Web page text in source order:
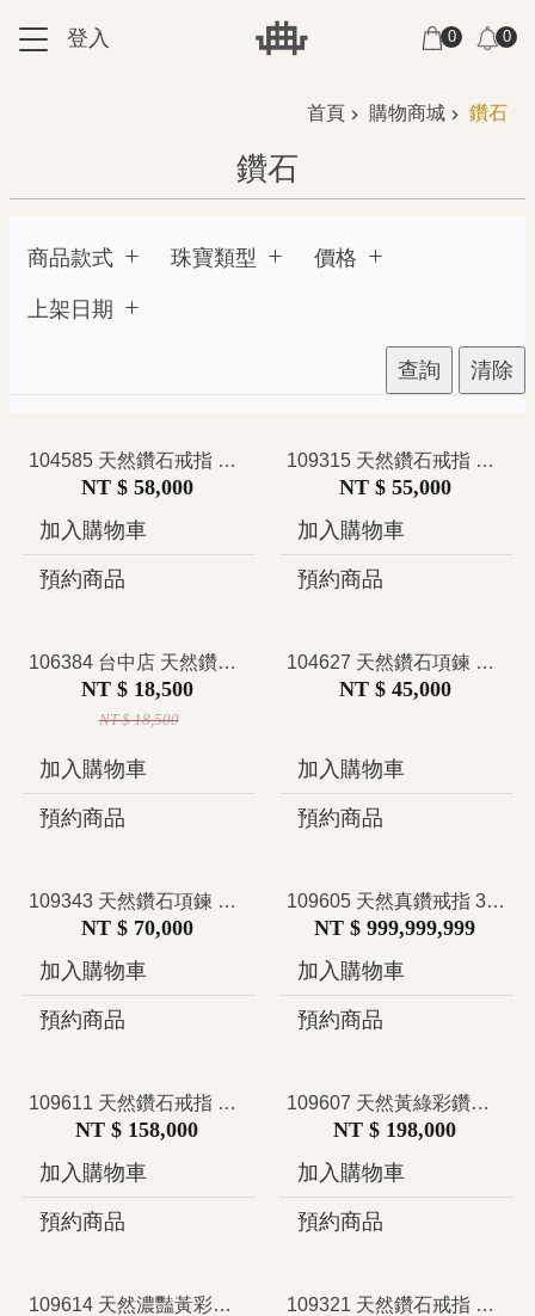
跳到主要內容區塊
::: 登入 0 0
首頁 購物商城 鑽石
鑽石
商品款式 珠寶類型 價格
上架日期
查詢 清除
104585 天然鑽石戒指 璀璨排鑽設計 清透閃亮 時髦奢華 高級感 排戒 鑽戒
NT $ 58,000
加入購物車
預約商品
109315 天然鑽石戒指 共1克拉 無色等級 淨透方鑽排鑲設計 排鑽戒指 簡約幾何 低調奢華 中性時尚 俐落百搭
NT $ 55,000
加入購物車
預約商品
106384 台中店 天然鑽石戒指 經典閃亮排鑽設計 排鑽戒指 簡約時尚 日常百搭 疊戴戒指推薦 特價
NT $ 18,500
NT $ 18,500
加入購物車
預約商品
104627 天然鑽石項鍊 共0.24克拉 靈動蝶舞造型設計 精緻時尚 冷淡風 韓系潮流 甜酷Y2K 日常百搭 可調式鎖骨鍊推薦
NT $ 45,000
加入購物車
預約商品
109343 天然鑽石項鍊 主石0.30克拉 日本小證 流線交織星河感設計 銀河系珠寶 時尚精緻 可調式鎖骨鍊
NT $ 70,000
加入購物車
預約商品
109605 天然真鑽戒指 3.03克拉 黃彩鑽 Fancy Intense Yellow GIA證 禮物 戒墜兩用 禮物
NT $ 999,999,999
加入購物車
預約商品
109611 天然鑽石戒指 幸運草造型 梵克雅寶 結婚 紀念日 送禮 求婚 名牌 推薦
NT $ 158,000
加入購物車
預約商品
109607 天然黃綠彩鑽石戒指 GIA證影本 1克拉 Fancy Yellow-Green SI1 花型設計 清新優雅 春日氣息
NT $ 198,000
加入購物車
預約商品
109614 天然濃豔黃彩鑽石戒指 Fancy Vivid Yellow VS1 CINDY CHAO設計款 結婚 求婚 紀念日 推薦 109321 天然鑽石戒指 共0.26克拉 雙排靈動橄欖葉造型 開口戒設計 歐式浪漫 復古慵懶 文藝仙氣 森林系 花草系